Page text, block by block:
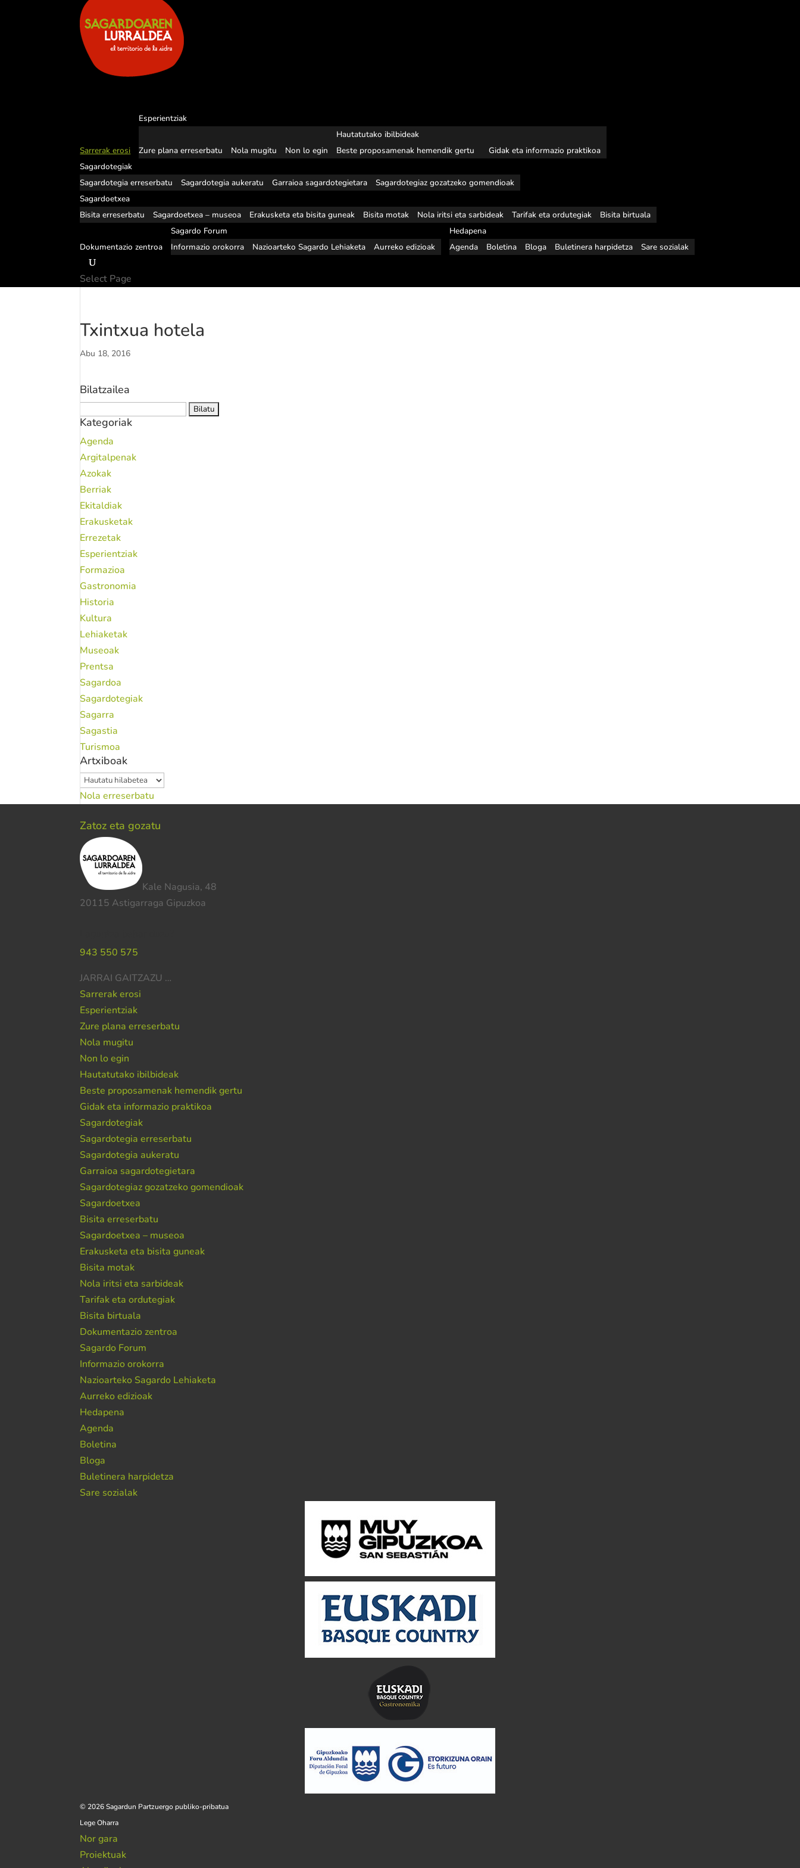
Sarrerak erosi
Esperientziak
Zure plana erreserbatu Nola mugitu Non lo egin
Hautatutako ibilbideak
Beste proposamenak hemendik gertu
Gidak eta informazio praktikoa
Sagardotegiak
Sagardotegia erreserbatu
Sagardotegia aukeratu Garraioa sagardotegietara
Sagardotegiaz gozatzeko gomendioak
Sagardoetxea
Bisita erreserbatu
Sagardoetxea – museoa Erakusketa eta bisita guneak Bisita motak Nola iritsi eta sarbideak Tarifak eta ordutegiak Bisita birtuala
Dokumentazio zentroa
Sagardo Forum
Informazio orokorra
Nazioarteko Sagardo Lehiaketa Aurreko edizioak
Hedapena
Agenda
Boletina Bloga Buletinera harpidetza Sare sozialak
Select Page
Txintxua hotela
Abu 18, 2016
Bilatzailea
Kategoriak
Agenda
Argitalpenak
Azokak
Berriak
Ekitaldiak
Erakusketak
Errezetak
Esperientziak
Formazioa
Gastronomia
Historia
Kultura
Lehiaketak
Museoak
Prentsa
Sagardoa
Sagardotegiak
Sagarra
Sagastia
Turismoa
Artxiboak
Artxiboak
Nola erreserbatu
Zatoz eta gozatu
Kale Nagusia, 48
20115 Astigarraga Gipuzkoa
943 550 575
JARRAI GAITZAZU …
Sarrerak erosi
Esperientziak
Zure plana erreserbatu
Nola mugitu
Non lo egin
Hautatutako ibilbideak
Beste proposamenak hemendik gertu
Gidak eta informazio praktikoa
Sagardotegiak
Sagardotegia erreserbatu
Sagardotegia aukeratu
Garraioa sagardotegietara
Sagardotegiaz gozatzeko gomendioak
Sagardoetxea
Bisita erreserbatu
Sagardoetxea – museoa
Erakusketa eta bisita guneak
Bisita motak
Nola iritsi eta sarbideak
Tarifak eta ordutegiak
Bisita birtuala
Dokumentazio zentroa
Sagardo Forum
Informazio orokorra
Nazioarteko Sagardo Lehiaketa
Aurreko edizioak
Hedapena
Agenda
Boletina
Bloga
Buletinera harpidetza
Sare sozialak
© 2026 Sagardun Partzuergo publiko-pribatua
Lege Oharra
Nor gara
Proiektuak